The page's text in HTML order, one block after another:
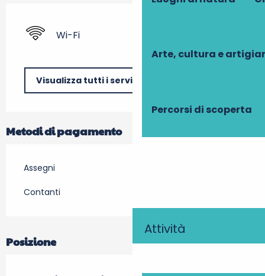
Arte, cultura e
Percorsi di scoperta
Attività
Wi-Fi
Visualizza tutti i servizi
Metodi di pagamento
Assegni
Contanti
Posizione